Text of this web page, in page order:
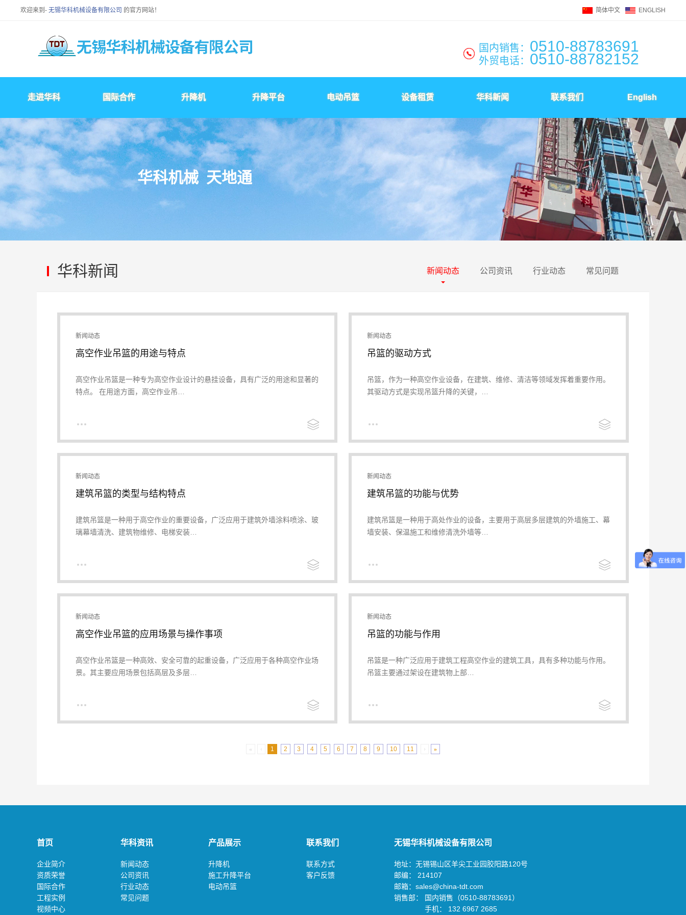
欢迎来到- 无锡华科机械设备有限公司 的官方网站！ 简体中文 ENGLISH
国内销售： 0510-88783691
外贸电话： 0510-88782152
走进华科 国际合作 升降机 升降平台 电动吊篮 设备租赁 华科新闻 联系我们 English
华科机械 天地通
华科新闻 新闻动态 公司资讯 行业动态 常见问题
新闻动态
高空作业吊篮的用途与特点
高空作业吊篮是一种专为高空作业设计的悬挂设备，具有广泛的用途和显著的
特点。 在用途方面，高空作业吊…
新闻动态
吊篮的驱动方式
吊篮，作为一种高空作业设备，在建筑、维修、清洁等领域发挥着重要作用。
其驱动方式是实现吊篮升降的关键，…
新闻动态
建筑吊篮的类型与结构特点
建筑吊篮是一种用于高空作业的重要设备，广泛应用于建筑外墙涂料喷涂、玻
璃幕墙清洗、建筑物维修、电梯安装…
新闻动态
建筑吊篮的功能与优势
建筑吊篮是一种用于高处作业的设备，主要用于高层多层建筑的外墙施工、幕
墙安装、保温施工和维修清洗外墙等…
新闻动态
高空作业吊篮的应用场景与操作事项
高空作业吊篮是一种高效、安全可靠的起重设备，广泛应用于各种高空作业场
景。其主要应用场景包括高层及多层…
新闻动态
吊篮的功能与作用
吊篮是一种广泛应用于建筑工程高空作业的建筑工具，具有多种功能与作用。
吊篮主要通过架设在建筑物上部…
« ‹ 1 2 3 4 5 6 7 8 9 10 11 › »
首页
企业简介
资质荣誉
国际合作
工程实例
视频中心
华科资讯
新闻动态
公司资讯
行业动态
常见问题
产品展示
升降机
施工升降平台
电动吊篮
联系我们
联系方式
客户反馈
无锡华科机械设备有限公司
地址：无锡锡山区羊尖工业园胶阳路120号
邮编： 214107
邮箱：sales@china-tdt.com
销售部： 国内销售（0510-88783691）
手机： 132 6967 2685